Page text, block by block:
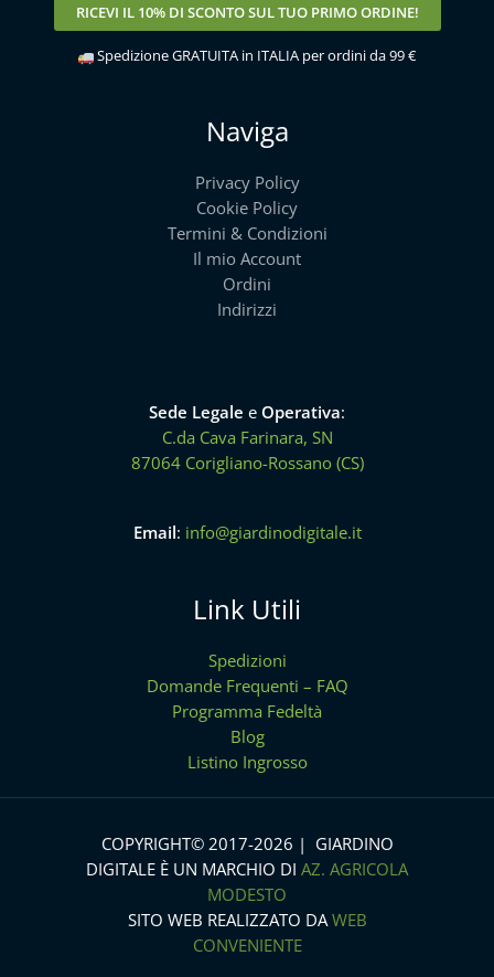
RICEVI IL 10% DI SCONTOSUL TUO PRIMO ORDINE!
Spedizione GRATUITA in ITALIA per ordini da 99 €
Naviga
Privacy Policy
Cookie Policy
Termini & Condizioni
Il mio Account
Ordini
Indirizzi
Sede Legale e Operativa:
C.da Cava Farinara, SN
87064 Corigliano-Rossano (CS)
Email: info@giardinodigitale.it
Link Utili
Spedizioni
Domande Frequenti – FAQ
Programma Fedeltà
Blog
Listino Ingrosso
COPYRIGHT© 2017-2026 | GIARDINO
DIGITALE È UN MARCHIO DI AZ. AGRICOLA
MODESTO
SITO WEB REALIZZATO DA WEB
CONVENIENTE